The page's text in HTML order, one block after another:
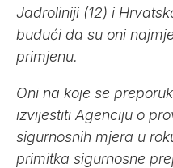
Jadroliniji (12) i
budući da su oni
primjenu.
Oni na koje se
izvijestiti Agenciju o
sigurnosnih mjera u
primitka sigurnosne